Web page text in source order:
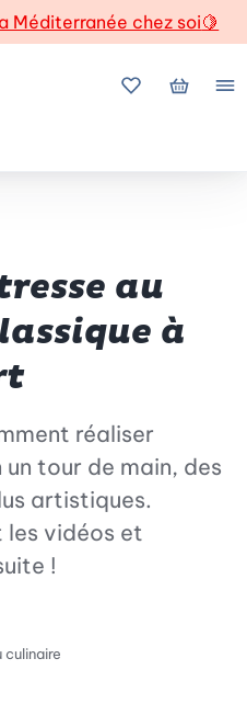
Méditerranée chez soi🍋
Mes favoris
Mon
au
à
réaliser
tour de main, des
artistiques.
les vidéos et
!
culinaire